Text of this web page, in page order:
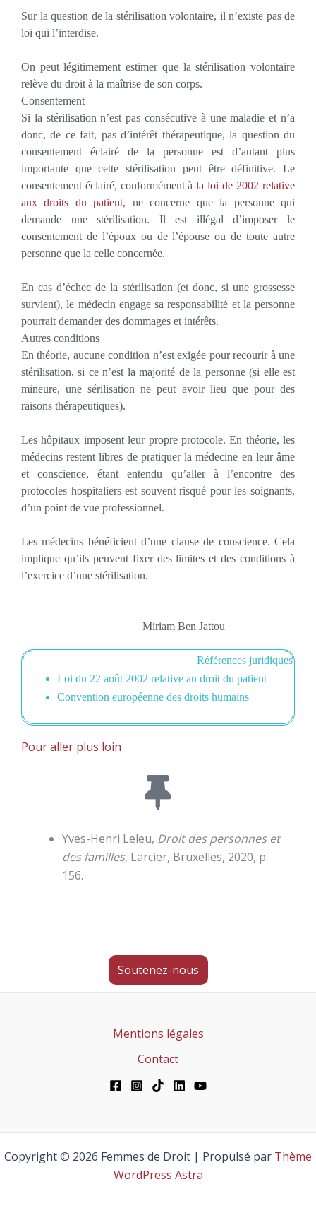
Sur la question de la stérilisation volontaire, il n’existe pas de
loi qui l’interdise.
On peut légitimement estimer que la stérilisation volontaire
relève du droit à la maîtrise de son corps.
Consentement
Si la stérilisation n’est pas consécutive à une maladie et n’a
donc, de ce fait, pas d’intérêt thérapeutique, la question du
consentement éclairé de la personne est d’autant plus
importante que cette stérilisation peut être définitive. Le
consentement éclairé, conformément à la loi de 2002 relative
aux droits du patient, ne concerne que la personne qui
demande une stérilisation. Il est illégal d’imposer le
consentement de l’époux ou de l’épouse ou de toute autre
personne que la celle concernée.
En cas d’échec de la stérilisation (et donc, si une grossesse
survient), le médecin engage sa responsabilité et la personne
pourrait demander des dommages et intérêts.
Autres conditions
En théorie, aucune condition n’est exigée pour recourir à une
stérilisation, si ce n’est la majorité de la personne (si elle est
mineure, une sérilisation ne peut avoir lieu que pour des
raisons thérapeutiques).
Les hôpitaux imposent leur propre protocole. En théorie, les
médecins restent libres de pratiquer la médecine en leur âme
et conscience, étant entendu qu’aller à l’encontre des
protocoles hospitaliers est souvent risqué pour les soignants,
d’un point de vue professionnel.
Les médecins bénéficient d’une clause de conscience. Cela
implique qu’ils peuvent fixer des limites et des conditions à
l’exercice d’une stérilisation.
Miriam Ben Jattou
Références juridiques
Loi du 22 août 2002 relative au droit du patient
Convention européenne des droits humains
Pour aller plus loin
Yves-Henri Leleu, Droit des personnes et
des familles, Larcier, Bruxelles, 2020, p.
156.
Soutenez-nous
Mentions légales
Contact
Copyright © 2026 Femmes de Droit | Propulsé par Thème
WordPress Astra